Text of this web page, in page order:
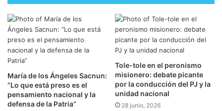
María de los Ángeles Sacnun:
“Lo que está preso es el
pensamiento nacional y la
defensa de la Patria”
Tole-tole en el peronismo
misionero: debate picante
por la conducción del PJ y la
unidad nacional
28 junio, 2026